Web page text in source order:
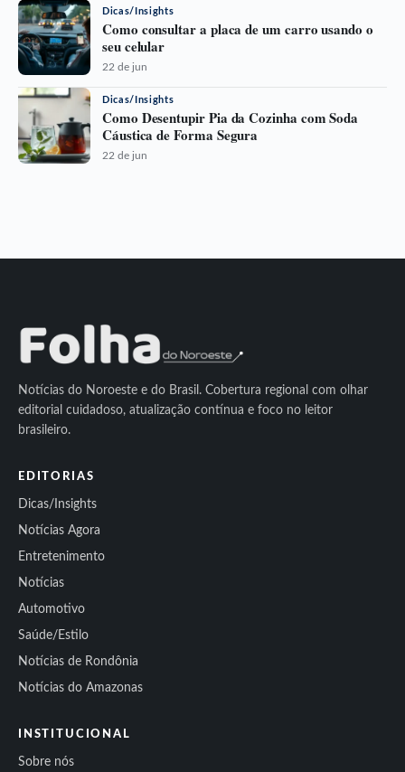
Dicas/Insights
Como consultar a placa de um carro usando o
seu celular
22 de jun
Dicas/Insights
Como Desentupir Pia da Cozinha com Soda
Cáustica de Forma Segura
22 de jun
Notícias do Noroeste e do Brasil. Cobertura regional com olhar
editorial cuidadoso, atualização contínua e foco no leitor
brasileiro.
EDITORIAS
Dicas/Insights
Notícias Agora
Entretenimento
Notícias
Automotivo
Saúde/Estilo
Notícias de Rondônia
Notícias do Amazonas
INSTITUCIONAL
Sobre nós